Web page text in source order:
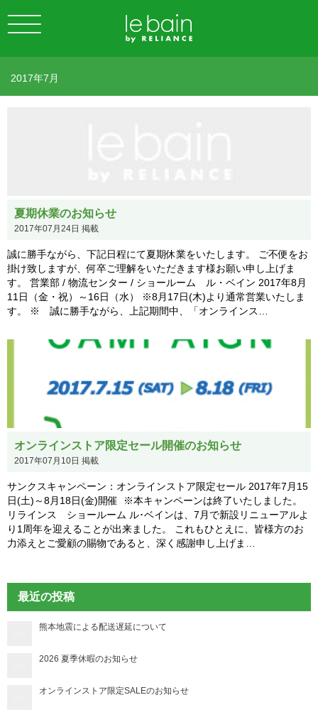
2017年7月
夏期休業のお知らせ
2017年07月24日 掲載
誠に勝手ながら、下記日程にて夏期休業をいたします。 ご不便をお
掛け致しますが、何卒ご理解をいただきます様お願い申し上げま
す。 営業部 / 物流センター / ショールーム ル・ベイン 2017年8月
11日（金・祝）～16日（水） ※8月17日(木)より通常営業いたしま
す。 ※ 誠に勝手ながら、上記期間中、「オンラインス…
オンラインストア限定セール開催のお知らせ
2017年07月10日 掲載
サンクスキャンペーン：オンラインストア限定セール 2017年7月15
日(土)～8月18日(金)開催 ※本キャンペーンは終了いたしました。
リラインス ショールーム ル･ベインは、7月で新設リニューアルよ
り1周年を迎えることが出来ました。 これもひとえに、皆様方のお
力添えとご愛顧の賜物であると、深く感謝申し上げま…
最近の投稿
熊本地震による配送遅延について
2026 夏季休暇のお知らせ
オンラインストア限定SALEのお知らせ